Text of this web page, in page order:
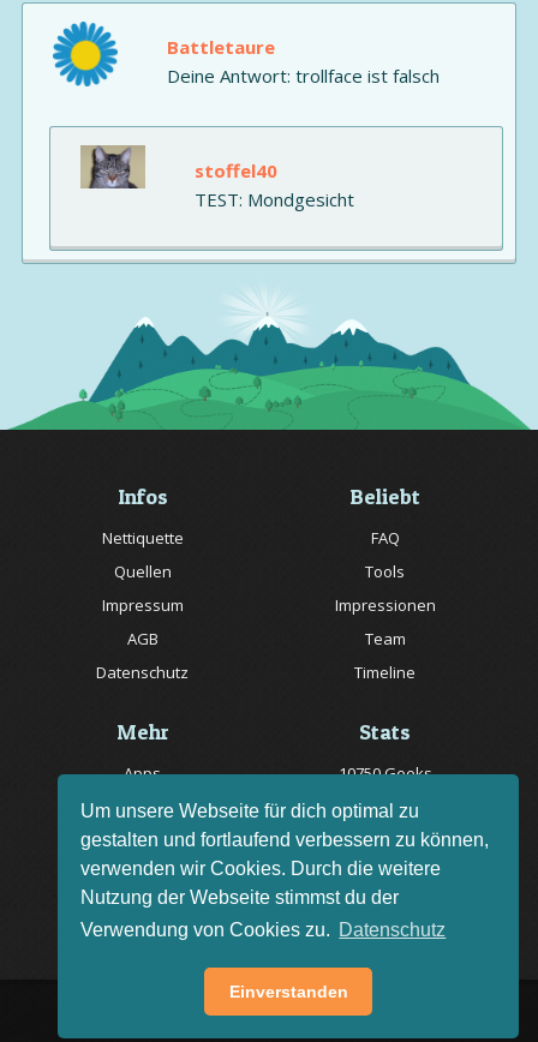
Um unsere Webseite für dich optimal zu
gestalten und fortlaufend verbessern zu können,
verwenden wir Cookies. Durch die weitere
Nutzung der Webseite stimmst du der
Verwendung von Cookies zu. Datenschutz
Einverstanden
Battletaure
Deine Antwort: trollface ist falsch
stoffel40
TEST: Mondgesicht
Infos
Nettiquette
Quellen
Impressum
AGB
Datenschutz
Beliebt
FAQ
Tools
Impressionen
Team
Timeline
Mehr
Apps
Jobs
Livestream
Bug melden
Rätsel des Tages
Stats
10750 Geeks
20057 Rätsel online
150 Quizfragen online
AGB•Impressum•FAQ